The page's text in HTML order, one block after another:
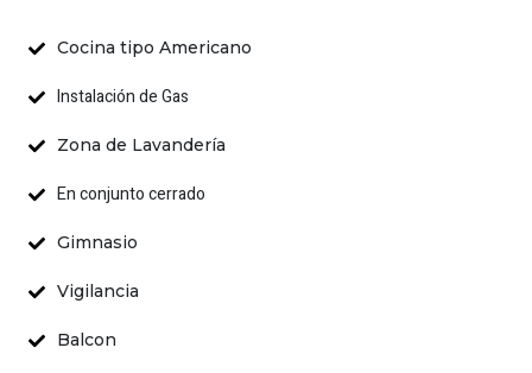
Cocina tipo Americano
Instalación de Gas
Zona de Lavandería
En conjunto cerrado
Gimnasio
Vigilancia
Balcon